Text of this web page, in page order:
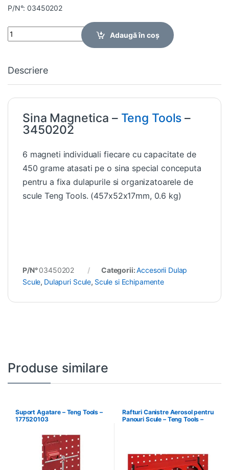
P/N°: 03450202
Quantity
Adaugă în coș
Descriere
Sina Magnetica – Teng Tools –
3450202
6 magneti individuali fiecare cu capacitate de
450 grame atasati pe o sina special conceputa
pentru a fixa dulapurile si organizatoarele de
scule Teng Tools. (457x52x17mm, 0.6 kg)
P/N°03450202 Categorii:Accesorii Dulap
Scule, Dulapuri Scule, Scule si Echipamente
Produse similare
Suport Agatare – Teng Tools –
177520103
Rafturi Canistre Aerosol pentru
Panouri Scule – Teng Tools –